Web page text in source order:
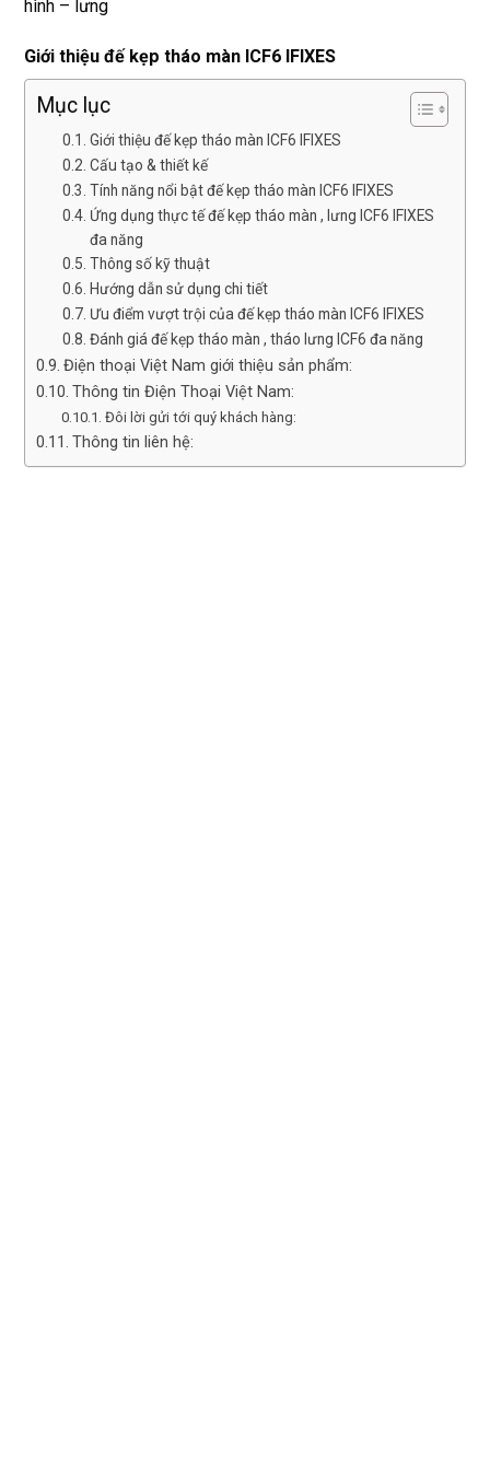
Rất
hình – lưng
Giới thiệu đế kẹp tháo màn ICF6 IFIXES
Mục lục
Giới thiệu đế kẹp tháo màn ICF6 IFIXES
Cấu tạo & thiết kế
Tính năng nổi bật đế kẹp tháo màn ICF6 IFIXES
Ứng dụng thực tế đế kẹp tháo màn , lưng ICF6 IFIXES
đa năng
Thông số kỹ thuật
Hướng dẫn sử dụng chi tiết
Ưu điểm vượt trội của đế kẹp tháo màn ICF6 IFIXES
Đánh giá đế kẹp tháo màn , tháo lưng ICF6 đa năng
Điện thoại Việt Nam giới thiệu sản phẩm:
Thông tin Điện Thoại Việt Nam:
Đôi lời gửi tới quý khách hàng:
Thông tin liên hệ: